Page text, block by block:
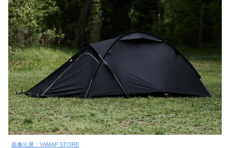
画像出展：YAMAP STORE